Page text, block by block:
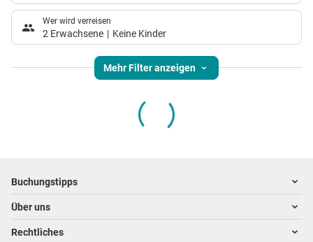
Wer wird verreisen
2 Erwachsene Keine Kinder
Mehr Filter anzeigen
Footer navigation
Buchungstipps
Warum im Reisebüro buchen
Hoteltipps
Über uns
Kontakt
Rechtliches